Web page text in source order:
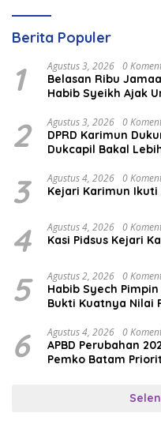
Berita Populer
1 Agustus 3, 2026 0
Belasan Ribu
Habib Syeikh Ajak
2 Agustus 3, 2026 0
DPRD Karimun
Dukcapil Bakal
3 Agustus 4, 2026 0
Kejari Karimun
4 Agustus 4, 2026 0
Kasi Pidsus Kejari
5 Agustus 2, 2026 0
Habib Syech
Bukti Kuatnya Nilai
6 Agustus 4, 2026 0
APBD Perubahan
Pemko Batam